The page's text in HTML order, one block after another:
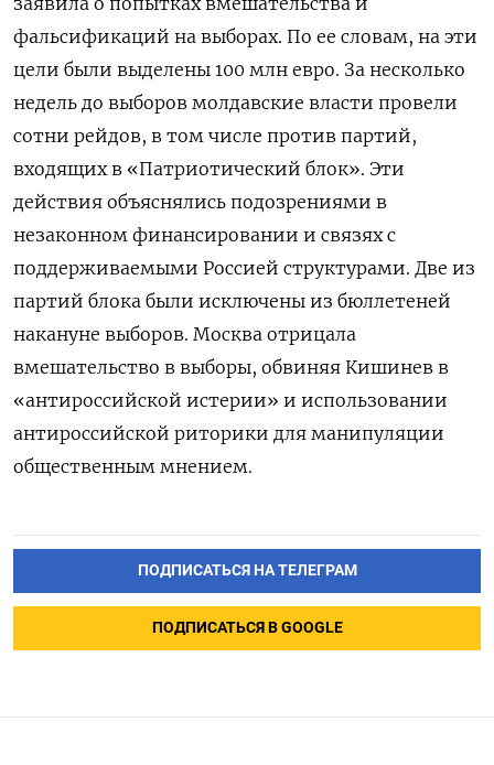
фальсификаций на выборах. По ее словам, на эти
цели были выделены 100 млн евро. За несколько
недель до выборов молдавские власти провели
сотни рейдов, в том числе против партий,
входящих в «Патриотический блок». Эти
действия объяснялись подозрениями в
незаконном финансировании и связях с
поддерживаемыми Россией структурами. Две из
партий блока были исключены из бюллетеней
накануне выборов. Москва отрицала
вмешательство в выборы, обвиняя Кишинев в
«антироссийской истерии» и использовании
антироссийской риторики для манипуляции
общественным мнением.
ПОДПИСАТЬСЯ НА ТЕЛЕГРАМ
ПОДПИСАТЬСЯ В GOOGLE